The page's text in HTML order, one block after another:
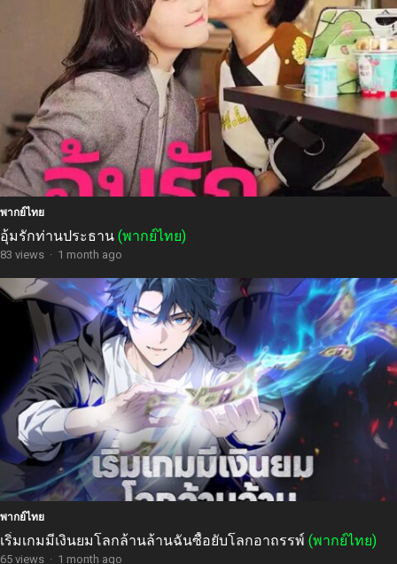
พากย์ไทย
อุ้มรักท่านประธาน (พากย์ไทย)
83 views · 1 month ago
พากย์ไทย
เริ่มเกมมีเงินยมโลกล้านล้านฉันซื้อยับโลกอาถรรพ์ (พากย์ไทย)
65 views · 1 month ago